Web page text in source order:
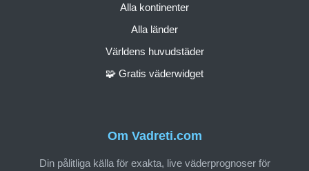
Om Vadreti.com
Din pålitliga källa för exakta, live väderprognoser för
Alla kontinenter
Alla länder
Världens huvudstäder
🧩 Gratis väderwidget